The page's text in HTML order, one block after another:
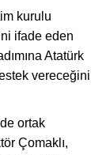
kurulu
ifade eden
Atatürk
vereceğini
ortak
Çomaklı,